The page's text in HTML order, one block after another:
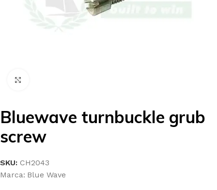
Bluewave turnbuckle grub
screw
SKU: CH2043
Marca: Blue Wave